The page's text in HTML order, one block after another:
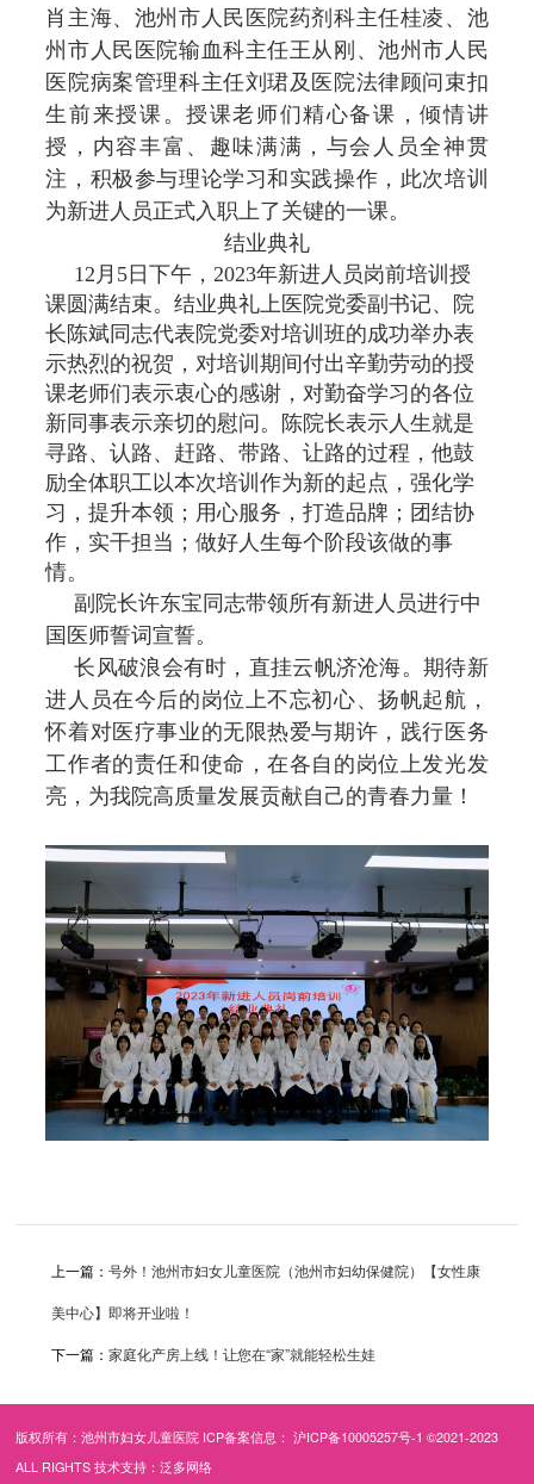
肖主海、池州市人民医院药剂科主任桂凌、池
州市人民医院输血科主任王从刚、池州市人民
医院病案管理科主任刘珺及医院法律顾问束扣
生前来授课。授课老师们精心备课，倾情讲
授，内容丰富、趣味满满，与会人员全神贯
注，积极参与理论学习和实践操作，此次培训
为新进人员正式入职上了关键的一课。
结业典礼
12月5日下午，2023年新进人员岗前培训授
课圆满结束。结业典礼上医院党委副书记、院
长陈斌同志代表院党委对培训班的成功举办表
示热烈的祝贺，对培训期间付出辛勤劳动的授
课老师们表示衷心的感谢，对勤奋学习的各位
新同事表示亲切的慰问。陈院长表示人生就是
寻路、认路、赶路、带路、让路的过程，他鼓
励全体职工以本次培训作为新的起点，强化学
习，提升本领；用心服务，打造品牌；团结协
作，实干担当；做好人生每个阶段该做的事
情。
副院长许东宝同志带领所有新进人员进行中
国医师誓词宣誓。
长风破浪会有时，直挂云帆济沧海。期待新
进人员在今后的岗位上不忘初心、扬帆起航，
怀着对医疗事业的无限热爱与期许，践行医务
工作者的责任和使命，在各自的岗位上发光发
亮，为我院高质量发展贡献自己的青春力量！
上一篇：号外！池州市妇女儿童医院（池州市妇幼保健院）【女性康
美中心】即将开业啦！
下一篇：家庭化产房上线！让您在“家”就能轻松生娃
版权所有：池州市妇女儿童医院 ICP备案信息：沪ICP备10005257号-1 ©2021-2023
ALL RIGHTS 技术支持：泛多网络